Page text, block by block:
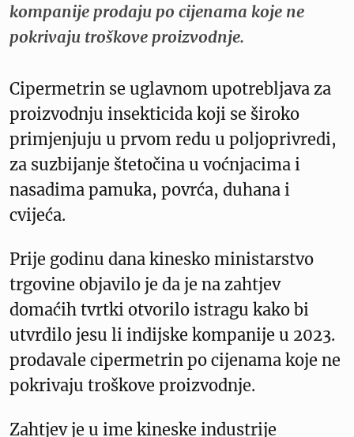
kompanije prodaju po cijenama koje ne
pokrivaju troškove proizvodnje.
Cipermetrin se uglavnom upotrebljava za
proizvodnju insekticida koji se široko
primjenjuju u prvom redu u poljoprivredi,
za suzbijanje štetočina u voćnjacima i
nasadima pamuka, povrća, duhana i
cvijeća.
Prije godinu dana kinesko ministarstvo
trgovine objavilo je da je na zahtjev
domaćih tvrtki otvorilo istragu kako bi
utvrdilo jesu li indijske kompanije u 2023.
prodavale cipermetrin po cijenama koje ne
pokrivaju troškove proizvodnje.
Zahtjev je u ime kineske industrije